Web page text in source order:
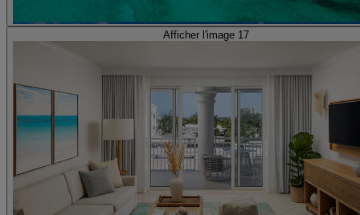
Afficher l'image 17